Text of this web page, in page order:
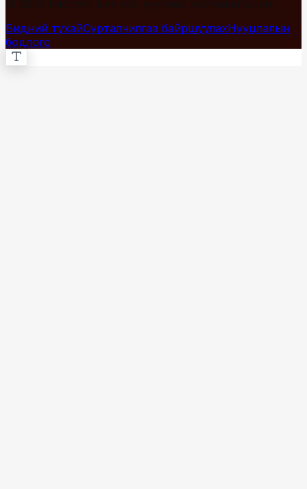
Бидний тухайСурталчилгаа байршуулахНууцлалын
бодлого